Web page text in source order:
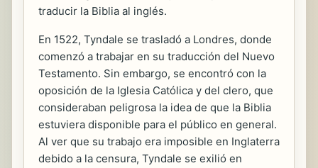
traducir la Biblia al inglés.
En 1522, Tyndale se trasladó a Londres, donde
comenzó a trabajar en su traducción del Nuevo
Testamento. Sin embargo, se encontró con la
oposición de la Iglesia Católica y del clero, que
consideraban peligrosa la idea de que la Biblia
estuviera disponible para el público en general.
Al ver que su trabajo era imposible en Inglaterra
debido a la censura, Tyndale se exilió en